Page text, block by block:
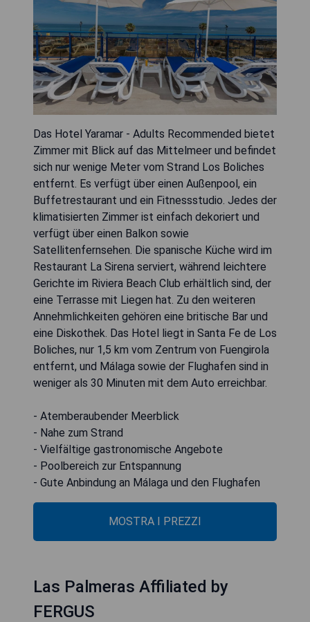
Das Hotel Yaramar - Adults Recommended bietet
Zimmer mit Blick auf das Mittelmeer und befindet
sich nur wenige Meter vom Strand Los Boliches
entfernt. Es verfügt über einen Außenpool, ein
Buffetrestaurant und ein Fitnessstudio. Jedes der
klimatisierten Zimmer ist einfach dekoriert und
verfügt über einen Balkon sowie
Satellitenfernsehen. Die spanische Küche wird im
Restaurant La Sirena serviert, während leichtere
Gerichte im Riviera Beach Club erhältlich sind, der
eine Terrasse mit Liegen hat. Zu den weiteren
Annehmlichkeiten gehören eine britische Bar und
eine Diskothek. Das Hotel liegt in Santa Fe de Los
Boliches, nur 1,5 km vom Zentrum von Fuengirola
entfernt, und Málaga sowie der Flughafen sind in
weniger als 30 Minuten mit dem Auto erreichbar.
- Atemberaubender Meerblick
- Nahe zum Strand
- Vielfältige gastronomische Angebote
- Poolbereich zur Entspannung
- Gute Anbindung an Málaga und den Flughafen
MOSTRA I PREZZI
Las Palmeras Affiliated by
FERGUS